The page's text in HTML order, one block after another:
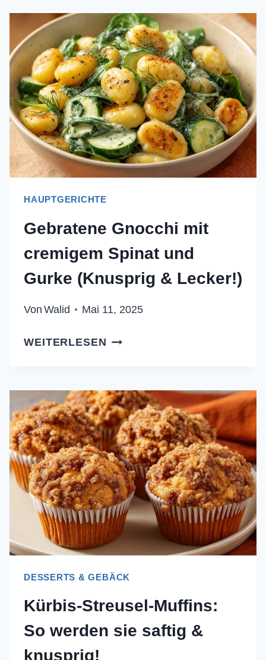
HAUPTGERICHTE
Gebratene Gnocchi mit
cremigem Spinat und
Gurke (Knusprig & Lecker!)
Von Walid Mai 11, 2025
WEITERLESEN GEBRATENE
CREMIGEM
SPINAT
UND
GURKE
(KNUSPRIG
&
LECKER!)
DESSERTS & GEBÄCK
Kürbis-Streusel-Muffins:
So werden sie saftig &
knusprig!